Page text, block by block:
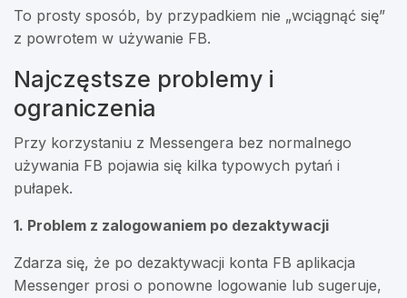
To prosty sposób, by przypadkiem nie „wciągnąć się”
z powrotem w używanie FB.
Najczęstsze problemy i
ograniczenia
Przy korzystaniu z Messengera bez normalnego
używania FB pojawia się kilka typowych pytań i
pułapek.
1. Problem z zalogowaniem po dezaktywacji
Zdarza się, że po dezaktywacji konta FB aplikacja
Messenger prosi o ponowne logowanie lub sugeruje,